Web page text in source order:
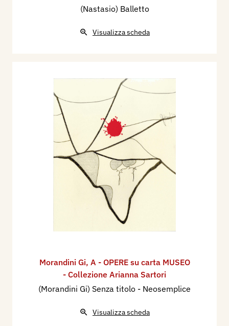
(Nastasio) Balletto
Visualizza scheda
Morandini Gi, A - OPERE su carta MUSEO
- Collezione Arianna Sartori
(Morandini Gi) Senza titolo - Neosemplice
Visualizza scheda